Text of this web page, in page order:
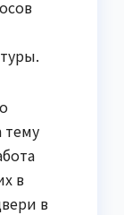
тему
в
в